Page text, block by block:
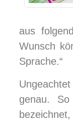
aus
Wunsch
Sprache.“
genau.